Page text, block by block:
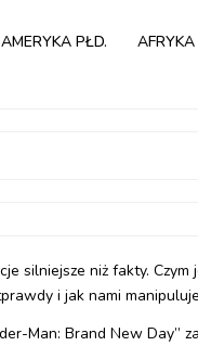
AMERYKA PŁD. AFRYKA
silniejsze niż fakty.
i jak nami
Man: Brand New Day”